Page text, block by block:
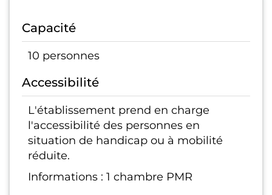
Capacité
10 personnes
Accessibilité
L'établissement prend en charge
l'accessibilité des personnes en
situation de handicap ou à mobilité
réduite.
Informations : 1 chambre PMR